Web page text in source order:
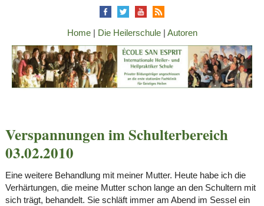
Home| Die Heilerschule| Autoren
Verspannungen im Schulterbereich
03.02.2010
Eine weitere Behandlung mit meiner Mutter. Heute habe ich die
Verhärtungen, die meine Mutter schon lange an den Schultern mit
sich trägt, behandelt. Sie schläft immer am Abend im Sessel ein